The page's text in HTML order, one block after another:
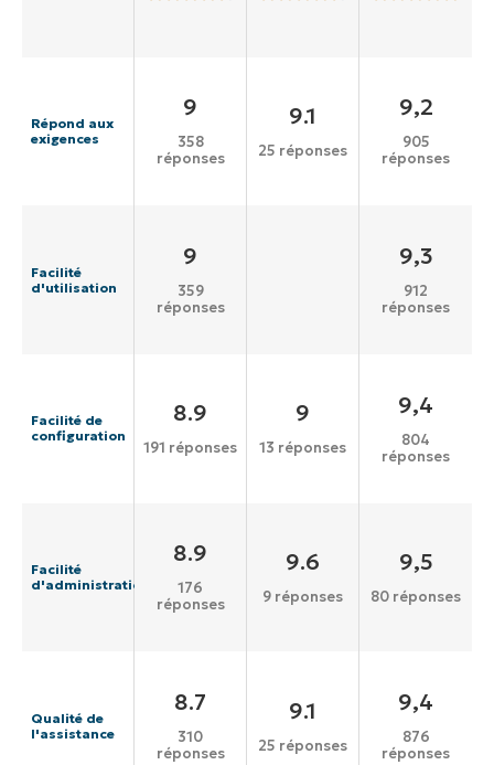
Répond aux
exigences
9
358
réponses
9.1
25 réponses
9,2
905
réponses
Facilité
d'utilisation
9
359
réponses
9,3
912
réponses
Facilité de
configuration
8.9
191 réponses
9
13 réponses
9,4
804
réponses
Facilité
d'administration
8.9
176
réponses
9.6
9 réponses
9,5
80 réponses
Qualité de
l'assistance
8.7
310
réponses
9.1
25 réponses
9,4
876
réponses